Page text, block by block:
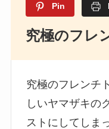
Pin
究極のフレ
究極のフレンチ
しいヤマザキの
ストにしてしま